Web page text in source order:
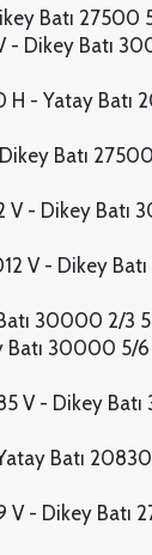
Batı 27500
- Dikey Batı
H - Yatay
Batı
V - Dikey Batı
V - Dikey
30000 2/3
Batı 30000 5/
V - Dikey
Batı
V - Dikey Batı